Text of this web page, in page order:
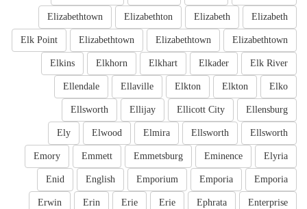
Elizabeth
Elizabeth
Elizabethton
Elizabethtown
Elizabethtown
Elizabethtown
Elizabethtown
Elk Point
Elk River
Elkader
Elkhart
Elkhorn
Elkins
Elko
Elkton
Elkton
Ellaville
Ellendale
Ellensburg
Ellicott City
Ellijay
Ellsworth
Ellsworth
Ellsworth
Elmira
Elwood
Ely
Elyria
Eminence
Emmetsburg
Emmett
Emory
Emporia
Emporia
Emporium
English
Enid
Enterprise
Ephrata
Erie
Erie
Erin
Erwin